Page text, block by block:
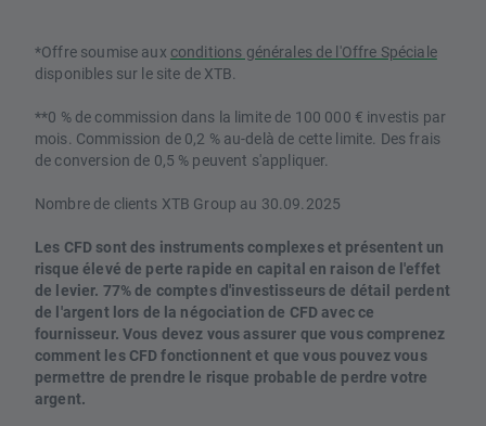
*Offre soumise aux conditions générales de l'Offre Spéciale
disponibles sur le site de XTB.
**0 % de commission dans la limite de 100 000 € investis par
mois. Commission de 0,2 % au-delà de cette limite. Des frais
de conversion de 0,5 % peuvent s'appliquer.
Nombre de clients XTB Group au 30.09.2025
Les CFD sont des instruments complexes et présentent un
risque élevé de perte rapide en capital en raison de l'effet
de levier. 77% de comptes d'investisseurs de détail perdent
de l'argent lors de la négociation de CFD avec ce
fournisseur. Vous devez vous assurer que vous comprenez
comment les CFD fonctionnent et que vous pouvez vous
permettre de prendre le risque probable de perdre votre
argent.